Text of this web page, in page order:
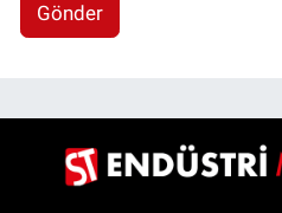
Gönder